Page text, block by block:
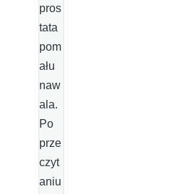
pros
tata
pom
ału
naw
ala.
Po
prze
czyt
aniu